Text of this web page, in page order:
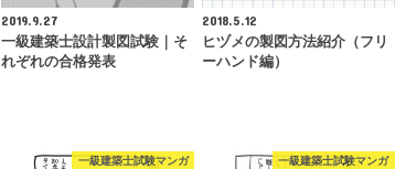
2019.9.27
一級建築士設計製図試験｜そ
れぞれの合格発表
2018.5.12
ヒヅメの製図方法紹介（フリ
ーハンド編）
一級建築士試験マンガ 一級建築士試験マンガ